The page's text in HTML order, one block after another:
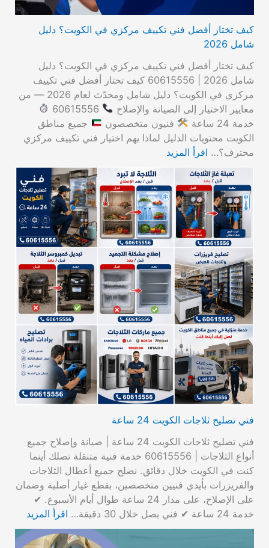
كيف تختار أفضل فني تكييف مركزي في الكويت؟ دليل
شامل 2026
كيف تختار أفضل فني تكييف مركزي في الكويت؟ دليل
شامل 2026 | 60615556 كيف تختار أفضل فني تكييف
مركزي في الكويت؟ دليل شامل ومحدّث لعام 2026 — من
معايير الاختيار إلى الصيانة والإصلاح
خدمة 24 ساعة
فنيون متخصصون
جميع مناطق
الكويت محتويات الدليل لماذا يهم اختيار فني تكييف مركزي
محترف؟… اقرأ المزيد
فني تصليح ثلاجات الكويت 24 ساعة
فني تصليح ثلاجات الكويت 24 ساعة | صيانة وإصلاح جميع
أنواع الثلاجات | 60615556 خدمة فنية متنقلة تصلك أينما
كنت في الكويت خلال دقائق. نصلح جميع أعطال الثلاجات
والفريزرات بأيدي فنيين متخصصين، بقطع غيار أصلية وضمان
على الإصلاح، على مدار 24 ساعة طوال أيام الأسبوع. ✔
خدمة 24 ساعة ✔ فني يصل خلال 30 دقيقة…
اقرأ المزيد